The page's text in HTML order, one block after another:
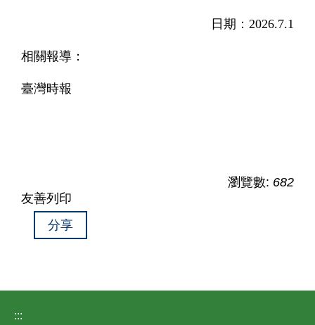
日期：2026.7.1
相關報導：
臺灣時報
瀏覽數: 682
友善列印
分享
:::